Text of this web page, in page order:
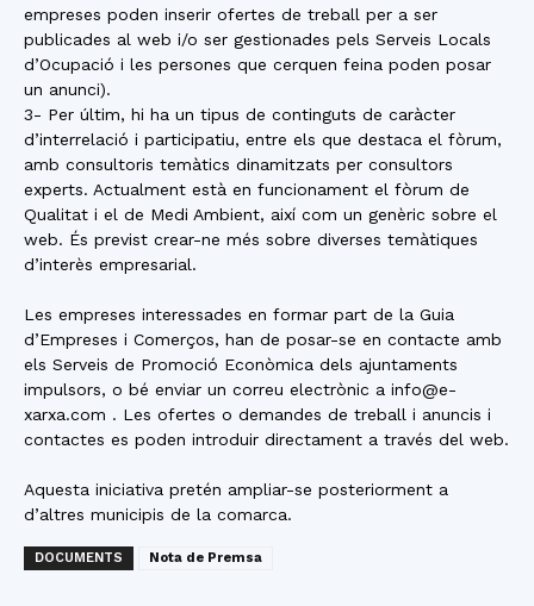
empreses poden inserir ofertes de treball per a ser
publicades al web i/o ser gestionades pels Serveis Locals
d’Ocupació i les persones que cerquen feina poden posar
un anunci).
3- Per últim, hi ha un tipus de continguts de caràcter
d’interrelació i participatiu, entre els que destaca el fòrum,
amb consultoris temàtics dinamitzats per consultors
experts. Actualment està en funcionament el fòrum de
Qualitat i el de Medi Ambient, així com un genèric sobre el
web. És previst crear-ne més sobre diverses temàtiques
d’interès empresarial.
Les empreses interessades en formar part de la Guia
d’Empreses i Comerços, han de posar-se en contacte amb
els Serveis de Promoció Econòmica dels ajuntaments
impulsors, o bé enviar un correu electrònic a info@e-
xarxa.com . Les ofertes o demandes de treball i anuncis i
contactes es poden introduir directament a través del web.
Aquesta iniciativa pretén ampliar-se posteriorment a
d’altres municipis de la comarca.
DOCUMENTS Nota de Premsa